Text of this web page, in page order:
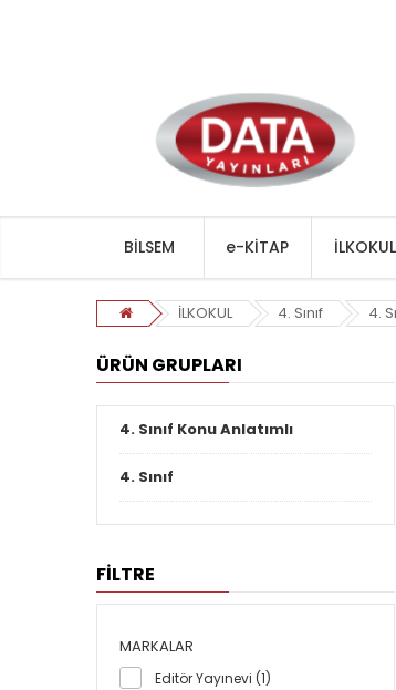
BİLSEM e-KİTAP İLKOKUL
İLKOKUL 4. Sınıf 4.
ÜRÜN GRUPLARI
4. Sınıf Konu Anlatımlı
4. Sınıf
FİLTRE
MARKALAR
Editör Yayınevi (1)